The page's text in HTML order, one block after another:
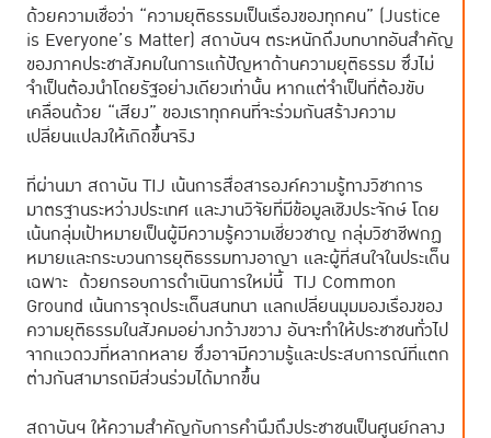
ด้วยความเชื่อว่า “ความยุติธรรมเป็นเรื่องของทุกคน” (Justice
is Everyone’s Matter) สถาบันฯ ตระหนักถึงบทบาทอันสำคัญ
ของภาคประชาสังคมในการแก้ปัญหาด้านความยุติธรรม ซึ่งไม่
จำเป็นต้องนำโดยรัฐอย่างเดียวเท่านั้น หากแต่จำเป็นที่ต้องขับ
เคลื่อนด้วย “เสียง” ของเราทุกคนที่จะร่วมกันสร้างความ
เปลี่ยนแปลงให้เกิดขึ้นจริง
ที่ผ่านมา สถาบัน TIJ เน้นการสื่อสารองค์ความรู้ทางวิชาการ
มาตรฐานระหว่างประเทศ และงานวิจัยที่มีข้อมูลเชิงประจักษ์ โดย
เน้นกลุ่มเป้าหมายเป็นผู้มีความรู้ความเชี่ยวชาญ กลุ่มวิชาชีพกฏ
หมายและกระบวนการยุติธรรมทางอาญา และผู้ที่สนใจในประเด็น
เฉพาะ ด้วยกรอบการดำเนินการใหม่นี้ TIJ Common
Ground เน้นการจุดประเด็นสนทนา แลกเปลี่ยนมุมมองเรื่องของ
ความยุติธรรมในสังคมอย่างกว้างขวาง อันจะทำให้ประชาชนทั่วไป
จากแวดวงที่หลากหลาย ซึ่งอาจมีความรู้และประสบการณ์ที่แตก
ต่างกันสามารถมีส่วนร่วมได้มากขึ้น
สถาบันฯ ให้ความสำคัญกับการคำนึงถึงประชาชนเป็นศูนย์กลาง